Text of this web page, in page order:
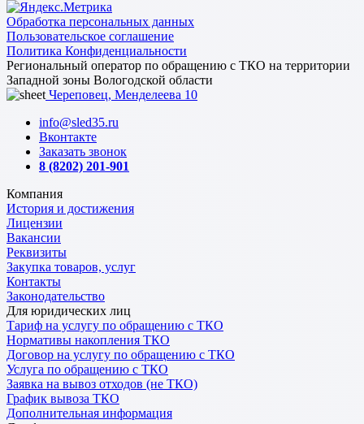
Обработка персональных данных
Пользовательское соглашение
Политика Конфиденциальности
Региональный оператор по обращению с ТКО на территории
Западной зоны Вологодской области
Череповец, Менделеева 10
info@sled35.ru
Вконтакте
Заказать звонок
8 (8202) 201-901
Компания
История и достижения
Лицензии
Вакансии
Реквизиты
Закупка товаров, услуг
Контакты
Законодательство
Для юридических лиц
Тариф на услугу по обращению с ТКО
Нормативы накопления ТКО
Договор на услугу по обращению с ТКО
Услуга по обращению с ТКО
Заявка на вывоз отходов (не ТКО)
График вывоза ТКО
Дополнительная информация